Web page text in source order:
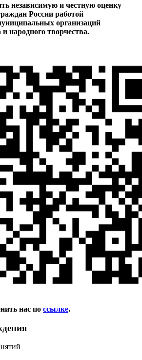
независимую и честную оценку
России работой
организаций
народного творчества.
нас по ссылке.